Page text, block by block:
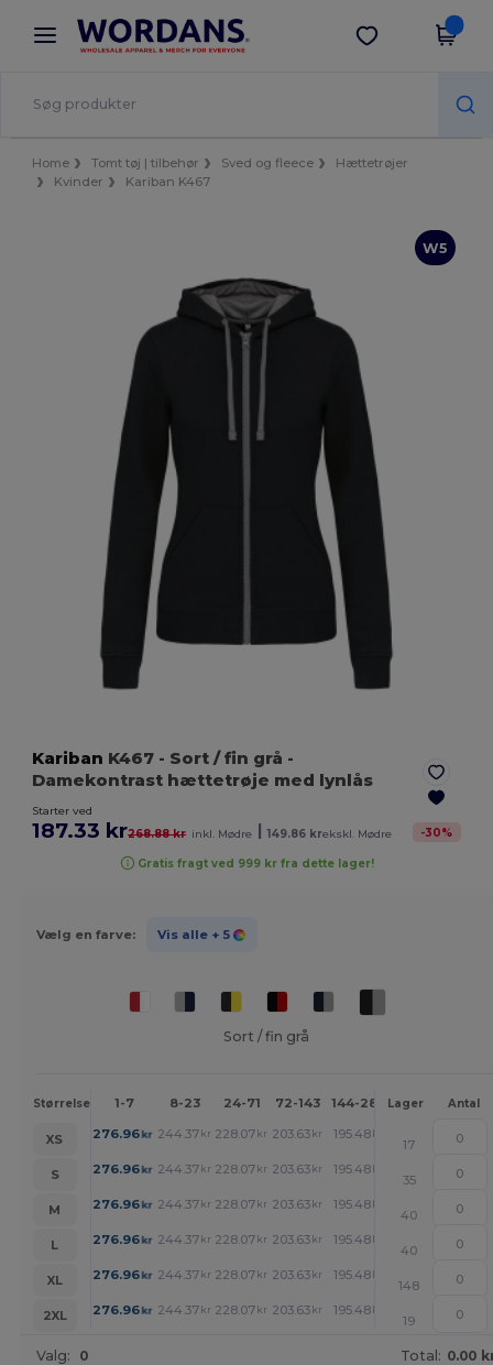
× Wordans-app
Bedre priser i appen!
Hent app
Home Tomt tøj | tilbehør Sved og fleece
Hættetrøjer
Kvinder
Kariban K467
W5
Kariban K467 - Sort / fin grå -
Damekontrast hættetrøje med lynlås
Starter ved
187.33 kr268.88 kr inkl. Mødre 149.86 krekskl. Mødre -30%
Gratis fragt ved 999 kr fra dette lager!
Vælg en farve: Vis alle + 5
Sort / fin grå
Størrelse 1-7 8-23 24-71 72-143 144-287 288 + Mere
Lager Antal
XS 276.96kr 244.37 kr 228.07 kr 203.63 kr 195.48 +
17
S
276.96kr 244.37 kr 228.07 kr 203.63 kr 195.48 +
35
M
276.96kr 244.37 kr 228.07 kr 203.63 kr 195.48 +
40
L
276.96kr 244.37 kr 228.07 kr 203.63 kr 195.48 +
40
XL
276.96kr 244.37 kr 228.07 kr 203.63 kr 195.48 +
148
2XL
276.96kr 244.37 kr 228.07 kr 203.63 kr 195.48 +
19
Valg: 0 Total: 0.00